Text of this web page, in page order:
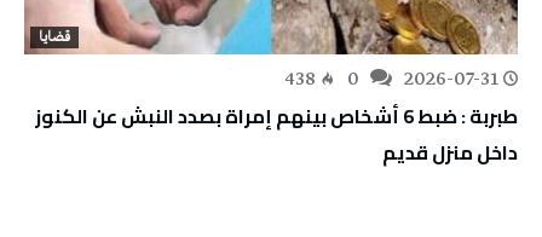
قضايا
2026-07-31
438
طبربة : ضبط 6 أشخاص بينهم إمراة بصدد النبش عن الكنوز
داخل منزل قديم